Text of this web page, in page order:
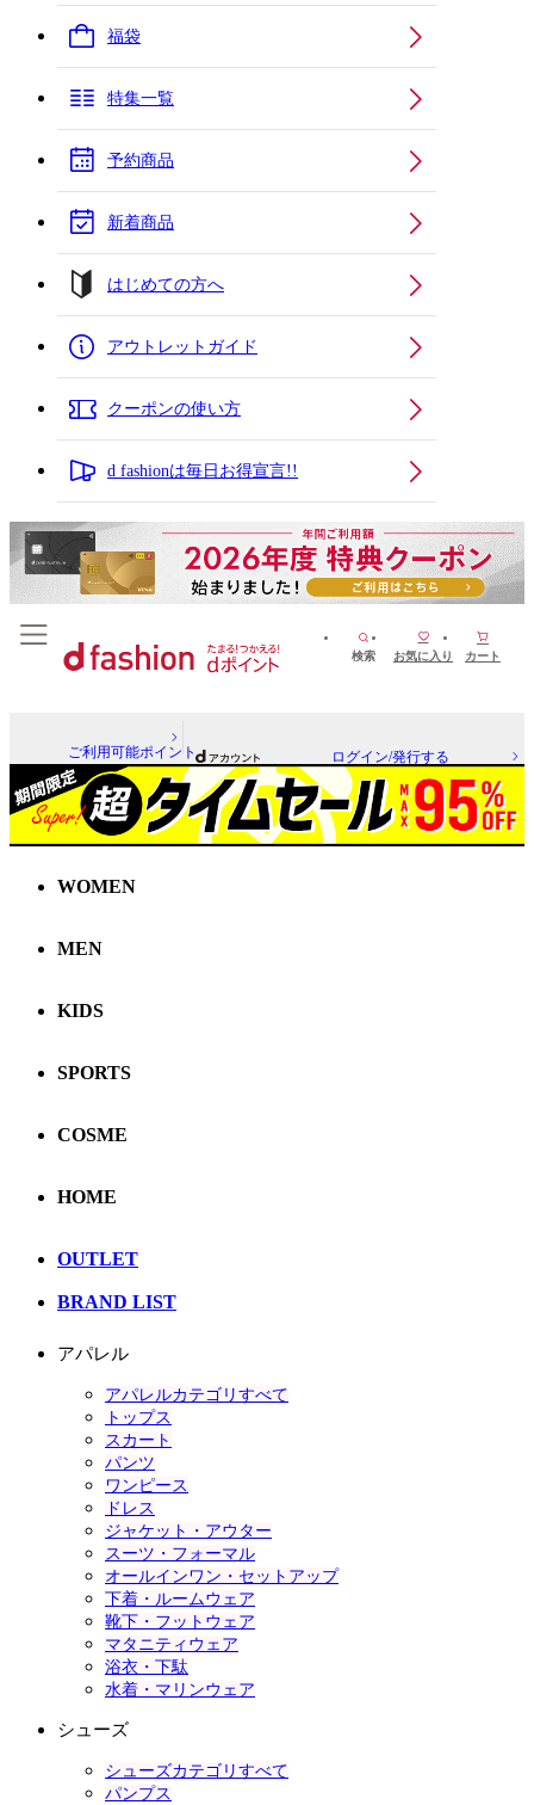
福袋
特集一覧
予約商品
新着商品
はじめての方へ
アウトレットガイド
クーポンの使い方
d fashionは毎日お得宣言!!
検索 お気に入り カート
ご利用可能ポイント ログイン/発行する
WOMEN
MEN
KIDS
SPORTS
COSME
HOME
OUTLET
BRAND LIST
アパレル
アパレルカテゴリすべて
トップス
スカート
パンツ
ワンピース
ドレス
ジャケット・アウター
スーツ・フォーマル
オールインワン・セットアップ
下着・ルームウェア
靴下・フットウェア
マタニティウェア
浴衣・下駄
水着・マリンウェア
シューズ
シューズカテゴリすべて
パンプス